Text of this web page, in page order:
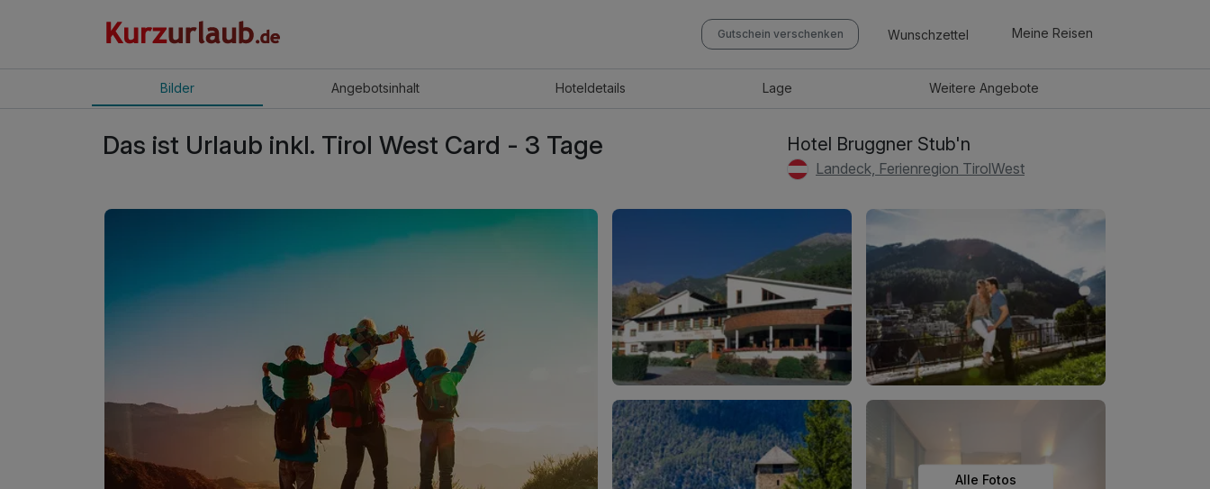
Gutschein verschenken Wunschzettel Meine Reisen
Bilder Angebotsinhalt Hoteldetails Lage WeitereAngebote
Das ist Urlaub inkl. Tirol West Card - 3 Tage Hotel Bruggner Stub'n
Landeck, Ferienregion TirolWest
Alle Fotos